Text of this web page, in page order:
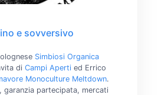
e sovversivo
Simbiosi Organica
di Campi Apertied Errico
Monoculture Meltdown.
garanzia partecipata, mercati